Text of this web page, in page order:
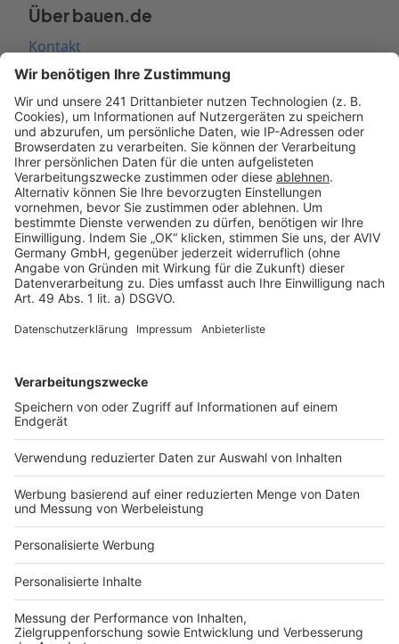
Über bauen.de
Kontakt
Seitenaufbau
Barrierefreiheit
Cookie Einstellungen
Rechtliches
AGB-Übersicht
Datenschutz
Impressum
Services
Bauprojekt-Quiz
Häuser-Suche
Hausanbieter-Suche
Bauprojekt-Profil
Für Unternehmen
Ihre Baufirma auf bauen.de
Kostenloses Infogespräch